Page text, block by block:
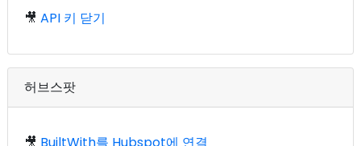
🎥 API 키 닫기
허브스팟